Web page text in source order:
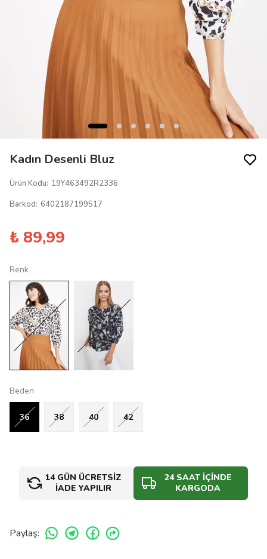
Kadın Desenli Bluz
Ürün Kodu: 19Y463492R2336
Barkod: 6402187199517
₺ 89,99
Renk
Beden
36 38 40 42
14 GÜN ÜCRETSİZ
İADE YAPILIR
24 SAAT İÇİNDE
KARGODA
Paylaş: